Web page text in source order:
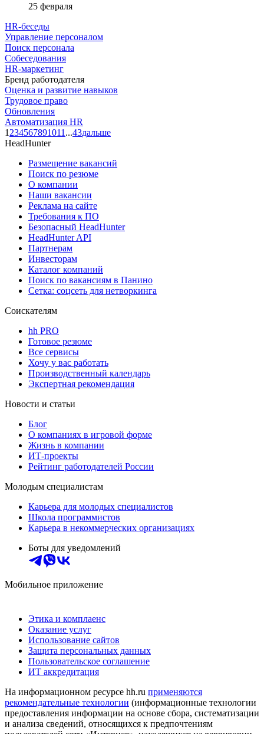
25 февраля
HR-беседы
Управление персоналом
Поиск персонала
Собеседования
HR-маркетинг
Бренд работодателя
Оценка и развитие навыков
Трудовое право
Обновления
Автоматизация HR
1 234567891011 ...43дальше
HeadHunter
Размещение вакансий
Поиск по резюме
О компании
Наши вакансии
Реклама на сайте
Требования к ПО
Безопасный HeadHunter
HeadHunter API
Партнерам
Инвесторам
Каталог компаний
Поиск по вакансиям в Панино
Сетка: соцсеть для нетворкинга
Соискателям
hh PRO
Готовое резюме
Все сервисы
Хочу у вас работать
Производственный календарь
Экспертная рекомендация
Новости и статьи
Блог
О компаниях в игровой форме
Жизнь в компании
ИТ-проекты
Рейтинг работодателей России
Молодым специалистам
Карьера для молодых специалистов
Школа программистов
Карьера в некоммерческих организациях
Боты для уведомлений
Мобильное приложение
Этика и комплаенс
Оказание услуг
Использование сайтов
Защита персональных данных
Пользовательское соглашение
ИТ аккредитация
На информационном ресурсе hh.ru применяются
рекомендательные технологии (информационные технологии
предоставления информации на основе сбора, систематизации
и анализа сведений, относящихся к предпочтениям